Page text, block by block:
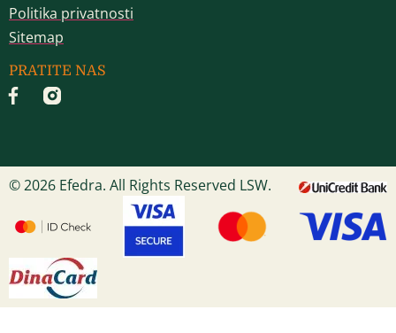
Politika privatnosti
Sitemap
PRATITE NAS
© 2026 Efedra. All Rights Reserved LSW.